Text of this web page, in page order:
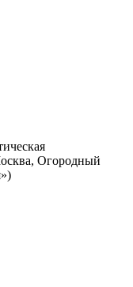
Огородный